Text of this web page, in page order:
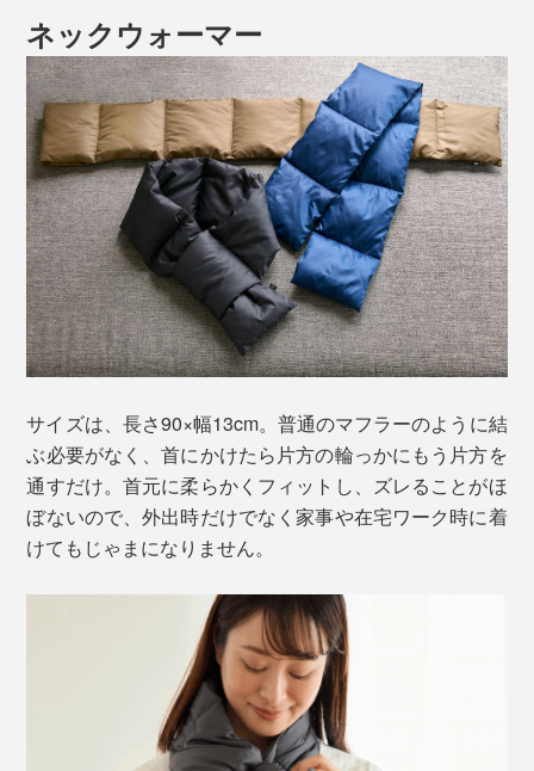
ネックウォーマー
サイズは、長さ90×幅13cm。普通のマフラーのように結
ぶ必要がなく、首にかけたら片方の輪っかにもう片方を
通すだけ。首元に柔らかくフィットし、ズレることがほ
ぼないので、外出時だけでなく家事や在宅ワーク時に着
けてもじゃまになりません。